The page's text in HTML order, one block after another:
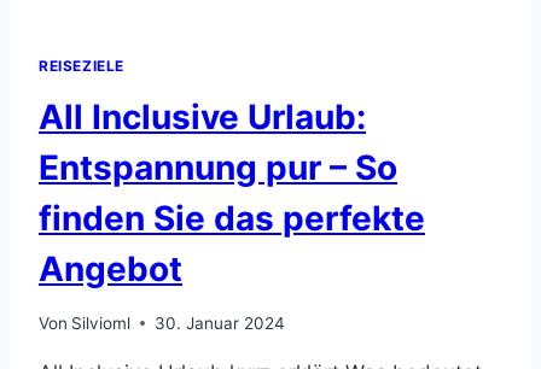
REISEZIELE
All Inclusive Urlaub:
Entspannung pur – So
finden Sie das perfekte
Angebot
Von Silvioml 30. Januar 2024